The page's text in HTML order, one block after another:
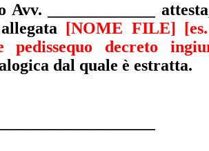
Avv. _____________
[NOME FILE]
e pedissequo decreto
dal quale è estratta.